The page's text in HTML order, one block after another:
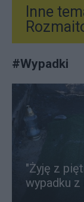
Inne
#Wypadki
"Żyję z
wypadku